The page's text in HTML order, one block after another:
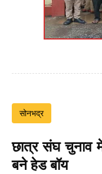
सोनभद्र
छात्र संघ चुनाव
बने हेड बॉय